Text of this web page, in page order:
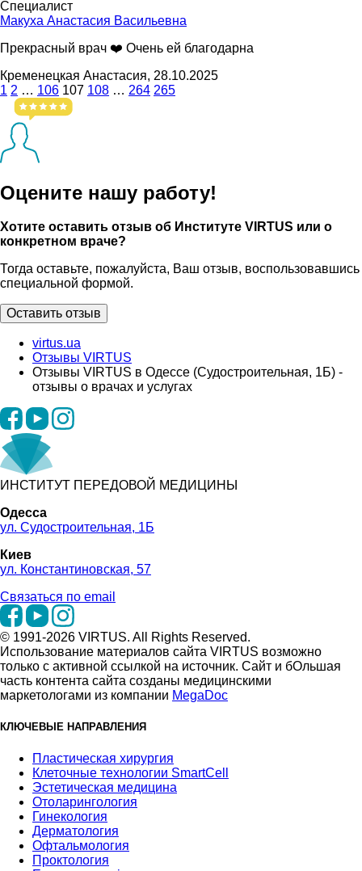
Специалист
Макуха Анастасия Васильевна
Прекрасный врач ❤️ Очень ей благодарна
Кременецкая Анастасия, 28.10.2025
1 2 … 106 107 108 … 264 265
Оцените нашу работу!
Хотите оставить отзыв об Институте VIRTUS или о
конкретном враче?
Тогда оставьте, пожалуйста, Ваш отзыв, воспользовавшись
специальной формой.
Оставить отзыв
virtus.ua
Отзывы VIRTUS
Отзывы VIRTUS в Одессе (Судостроительная, 1Б) -
отзывы о врачах и услугах
ИНСТИТУТ ПЕРЕДОВОЙ МЕДИЦИНЫ
Одесса
ул. Судостроительная, 1Б
Киев
ул. Константиновская, 57
Связаться по email
© 1991-2026 VIRTUS. All Rights Reserved.
Использование материалов сайта VIRTUS возможно
только с активной ссылкой на источник. Сайт и бОльшая
часть контента сайта созданы медицинскими
маркетологами из компании MegaDoc
КЛЮЧЕВЫЕ НАПРАВЛЕНИЯ
Пластическая хирургия
Клеточные технологии SmartCell
Эстетическая медицина
Отоларингология
Гинекология
Дерматология
Офтальмология
Проктология